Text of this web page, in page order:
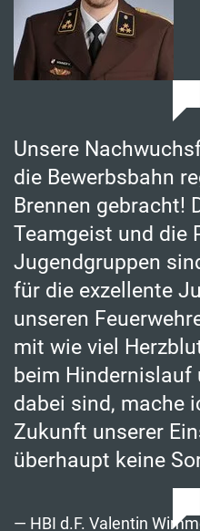
Unsere
die Bewerbsbahn
Brennen gebracht!
Teamgeist und die
Jugendgruppen
für die exzellente
unseren
mit wie viel
beim
dabei sind, mache
Zukunft unserer
überhaupt keine
HBI d.F. Valentin